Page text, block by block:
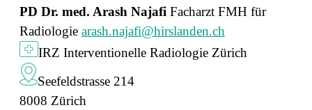
PD Dr. med. Arash Najafi Facharzt FMH für
Radiologie arash.najafi@hirslanden.ch
IRZ Interventionelle Radiologie Zürich
Seefeldstrasse 214
8008 Zürich